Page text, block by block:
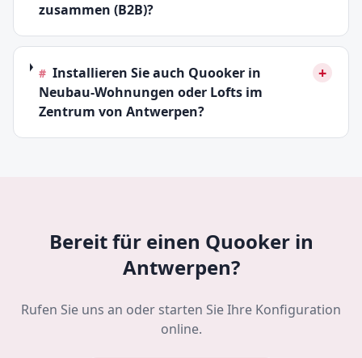
zusammen (B2B)?
# Installieren Sie auch Quooker in
Neubau-Wohnungen oder Lofts im
Zentrum von Antwerpen?
+
Bereit für einen Quooker in
Antwerpen?
Rufen Sie uns an oder starten Sie Ihre Konfiguration
online.